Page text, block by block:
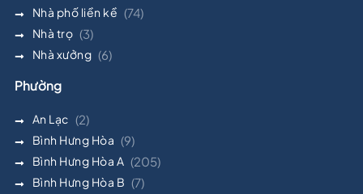
Nhà phố liền kề (74)
Nhà trọ (3)
Nhà xưởng (6)
Phường
An Lạc (2)
Bình Hưng Hòa (9)
Bình Hưng Hòa A (205)
Bình Hưng Hòa B (7)